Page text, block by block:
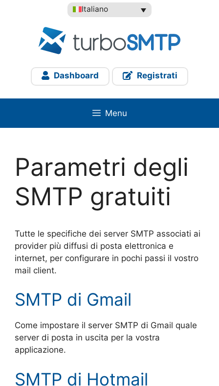
Italiano
Dashboard Registrati
Menu
Parametri degli
SMTP gratuiti
Tutte le specifiche dei server SMTP associati ai
provider più diffusi di posta elettronica e
internet, per configurare in pochi passi il vostro
mail client.
SMTP di Gmail
Come impostare il server SMTP di Gmail quale
server di posta in uscita per la vostra
applicazione.
SMTP di Hotmail